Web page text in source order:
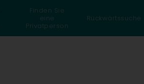
Finden Sie
eine
Privatperson
Rückwärtssuche